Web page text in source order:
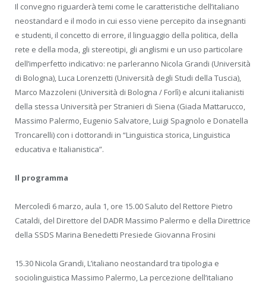
Il convegno riguarderà temi come le caratteristiche dell’italiano
neostandard e il modo in cui esso viene percepito da insegnanti
e studenti, il concetto di errore, il linguaggio della politica, della
rete e della moda, gli stereotipi, gli anglismi e un uso particolare
dell’imperfetto indicativo: ne parleranno Nicola Grandi (Università
di Bologna), Luca Lorenzetti (Università degli Studi della Tuscia),
Marco Mazzoleni (Università di Bologna / Forlì) e alcuni italianisti
della stessa Università per Stranieri di Siena (Giada Mattarucco,
Massimo Palermo, Eugenio Salvatore, Luigi Spagnolo e Donatella
Troncarelli) con i dottorandi in “Linguistica storica, Linguistica
educativa e Italianistica”.
Il programma
Mercoledì 6 marzo, aula 1, ore 15.00 Saluto del Rettore Pietro
Cataldi, del Direttore del DADR Massimo Palermo e della Direttrice
della SSDS Marina Benedetti Presiede Giovanna Frosini
15.30 Nicola Grandi, L’italiano neostandard tra tipologia e
sociolinguistica Massimo Palermo, La percezione dell’italiano